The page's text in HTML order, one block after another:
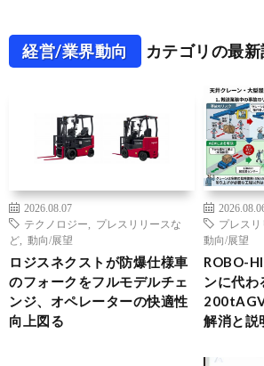
経営/業界動向 カテゴリの最
2026.08.07
テクノロジー
プレスリリースな
ど
動向/展望
ロジスネクストが防爆仕様車
のフォークをフルモデルチェ
ンジ、オペレーターの快適性
向上図る
プレス
動向/展望
ROBO-
ンに代わ
200tAGV
解消と説